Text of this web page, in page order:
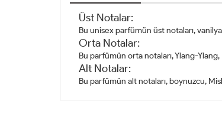
Üst Notalar:
Bu unisex parfümün üst notaları,
Orta Notalar:
Bu parfümün orta notaları, Ylang-
Alt Notalar:
Bu parfümün alt notaları, boynuzcu,